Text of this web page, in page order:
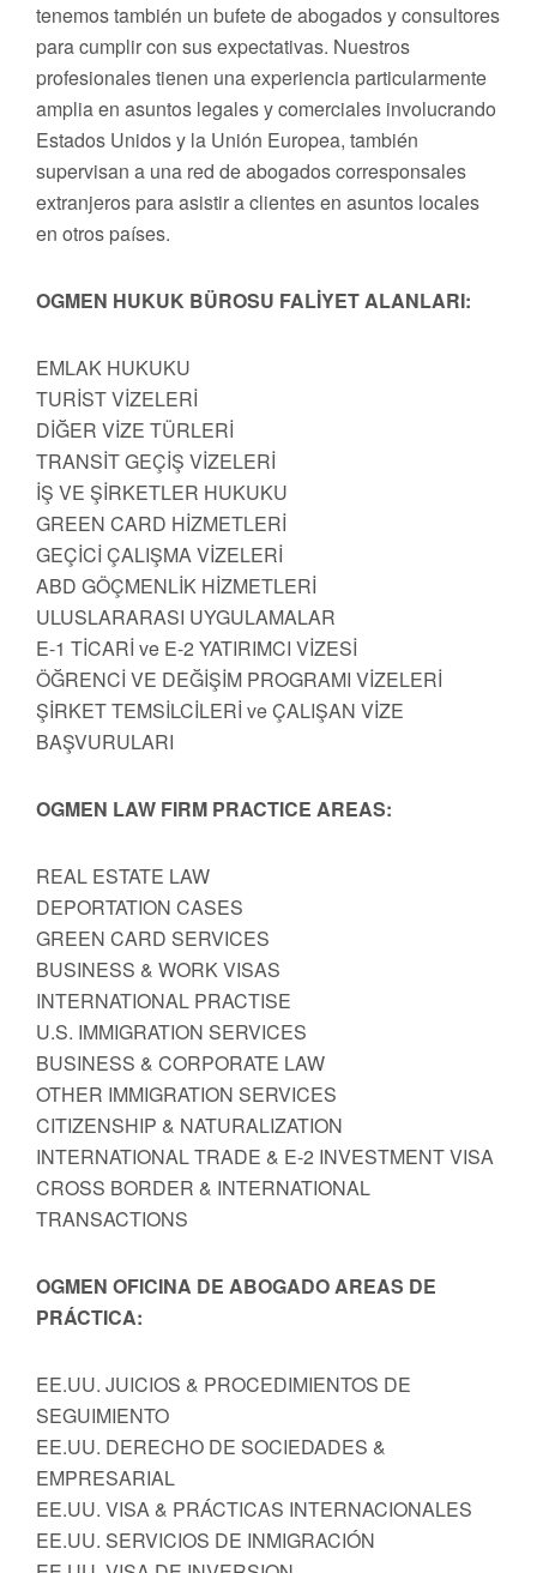
tenemos también un bufete de abogados y consultores
para cumplir con sus expectativas. Nuestros
profesionales tienen una experiencia particularmente
amplia en asuntos legales y comerciales involucrando
Estados Unidos y la Unión Europea, también
supervisan a una red de abogados corresponsales
extranjeros para asistir a clientes en asuntos locales
en otros países.
OGMEN HUKUK BÜROSU FALİYET ALANLARI:
EMLAK HUKUKU
TURİST VİZELERİ
DİĞER VİZE TÜRLERİ
TRANSİT GEÇİŞ VİZELERİ
İŞ VE ŞİRKETLER HUKUKU
GREEN CARD HİZMETLERİ
GEÇİCİ ÇALIŞMA VİZELERİ
ABD GÖÇMENLİK HİZMETLERİ
ULUSLARARASI UYGULAMALAR
E-1 TİCARİ ve E-2 YATIRIMCI VİZESİ
ÖĞRENCİ VE DEĞİŞİM PROGRAMI VİZELERİ
ŞİRKET TEMSİLCİLERİ ve ÇALIŞAN VİZE
BAŞVURULARI
OGMEN LAW FIRM PRACTICE AREAS:
REAL ESTATE LAW
DEPORTATION CASES
GREEN CARD SERVICES
BUSINESS & WORK VISAS
INTERNATIONAL PRACTISE
U.S. IMMIGRATION SERVICES
BUSINESS & CORPORATE LAW
OTHER IMMIGRATION SERVICES
CITIZENSHIP & NATURALIZATION
INTERNATIONAL TRADE & E-2 INVESTMENT VISA
CROSS BORDER & INTERNATIONAL
TRANSACTIONS
OGMEN OFICINA DE ABOGADO AREAS DE
PRÁCTICA:
EE.UU. JUICIOS & PROCEDIMIENTOS DE
SEGUIMIENTO
EE.UU. DERECHO DE SOCIEDADES &
EMPRESARIAL
EE.UU. VISA & PRÁCTICAS INTERNACIONALES
EE.UU. SERVICIOS DE INMIGRACIÓN